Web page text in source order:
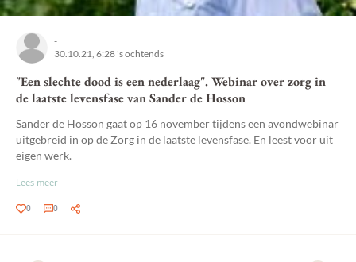
-
30.10.21, 6:28 's ochtends
"Een slechte dood is een nederlaag". Webinar over zorg in
de laatste levensfase van Sander de Hosson
Sander de Hosson gaat op 16 november tijdens een avondwebinar
uitgebreid in op de Zorg in de laatste levensfase. En leest voor uit
eigen werk.
Lees meer
0 0